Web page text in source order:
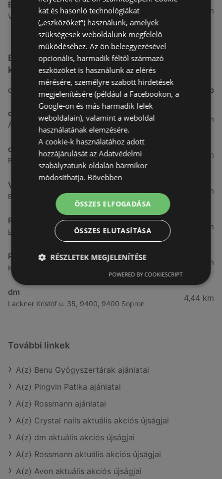
Benu Gyógyszertárak
Vasút Sor 1, 9432 Fertőd
26,99 km
Egyéb Kozmetikumok és Drogéria üzletek a
közelben
CÍM TÁVOLSÁG
dm
Ágfalvi út 4, 9400, 9400 Sopron
3,26 km
dm
Besenyő u. 23, 9400 Sopron
3,28 km
Vianni
Bánfalvi út 14., 9400 Sopron
3,57 km
Rossmann
Bánfalvi út 6-8., 9400 Sopron
3,83 km
Rossmann
Kodály Zoltán tér 16. 16., 9400 Sopron
4,19 km
dm
Lackner Kristóf u. 35, 9400, 9400 Sopron
4,44 km
További linkek
A(z) Benu Gyógyszertárak ajánlatai
A(z) Pingvin Patika ajánlatai
A(z) Rossmann ajánlatai
A(z) Crystal nails aktuális akciós újságjai
A(z) dm aktuális akciós újságjai
A(z) Rossmann aktuális akciós újságjai
A(z) Avon aktuális akciós újságjai
kat és hasonló technológiákat
(„eszközöket”) használunk, amelyek
szükségesek weboldalunk megfelelő
működéséhez. Az ön beleegyezésével
opcionális, harmadik féltől származó
eszközöket is használunk az elérés
mérésére, személyre szabott hirdetések
megjelenítésére (például a Facebookon, a
Google-on és más harmadik felek
weboldalain), valamint a weboldal
használatának elemzésére.
A cookie-k használatához adott
hozzájárulását az Adatvédelmi
szabályzatunk oldalán bármikor
módosíthatja. Bővebben
ÖSSZES ELFOGADÁSA
ÖSSZES ELUTASÍTÁSA
RÉSZLETEK MEGJELENÍTÉSE
POWERED BY COOKIESCRIPT